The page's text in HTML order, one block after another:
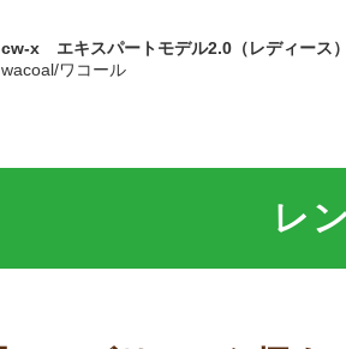
cw-x エキスパートモデル2.0（レディース
wacoal/ワコール
レ